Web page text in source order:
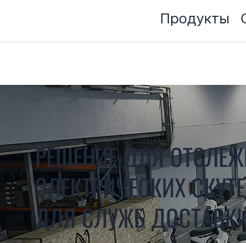
Продукты
РЕШЕНИЕ ДЛЯ
ЭЛЕКТРИЧЕСКИХ
ДЛЯ СЛУЖБ